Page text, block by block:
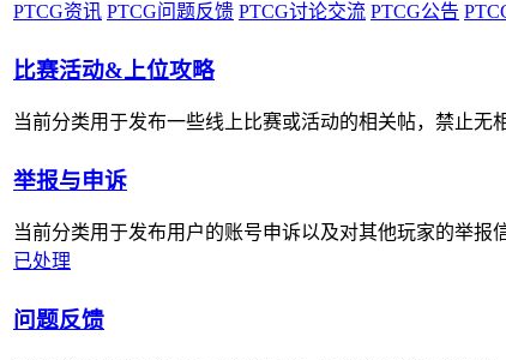
PTCG资讯 PTCG问题反馈 PTCG讨论交流 PTCG公告
比赛活动&上位攻略
当前分类用于发布一些线上比赛或活动的相关帖，禁止无
举报与申诉
当前分类用于发布用户的账号申诉以及对其他玩家的举报
已处理
问题反馈